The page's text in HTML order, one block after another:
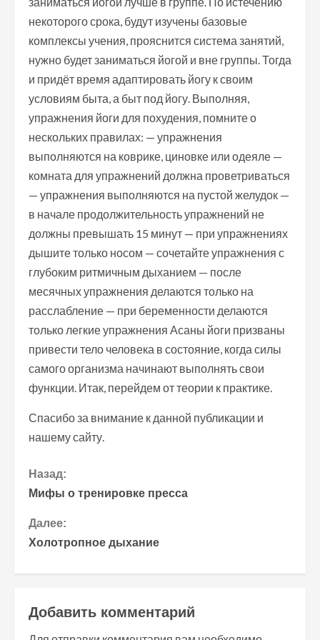
некоторого срока, будут изучены базовые
комплексы учения, прояснится система занятий,
нужно будет заниматься йогой и вне группы. Тогда
и придёт время адаптировать йогу к своим
условиям быта, а быт под йогу. Выполняя,
упражнения йоги для похудения, помните о
нескольких правилах: — упражнения
выполняются на коврике, циновке или одеяле —
комната для упражнений должна проветриваться
— упражнения выполняются на пустой желудок —
в начале продолжительность упражнений не
должны превышать 15 минут — при упражнениях
дышите только носом — сочетайте упражнения с
глубоким ритмичным дыханием — после
месячных упражнения делаются только на
расслабление — при беременности делаются
только легкие упражнения Асаны йоги призваны
привести тело человека в состояние, когда силы
самого организма начинают выполнять свои
функции. Итак, перейдем от теории к практике.
Спасибо за внимание к данной публикации и
нашему сайту.
П
о
д
Назад:
Мифы о тренировке пресса
Далее:
Холотропное дыхание
Добавить комментарий